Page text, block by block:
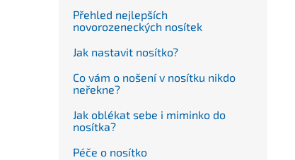
Přehled nejlepších
novorozeneckých nosítek
Jak nastavit nosítko?
Co vám o nošení v nosítku nikdo
neřekne?
Jak oblékat sebe i miminko do
nosítka?
Péče o nosítko